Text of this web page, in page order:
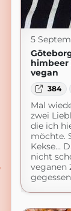
5
himbeer
vegan
384
Mal
zwei
die ich
möchte.
Kekse…
nicht
veganen